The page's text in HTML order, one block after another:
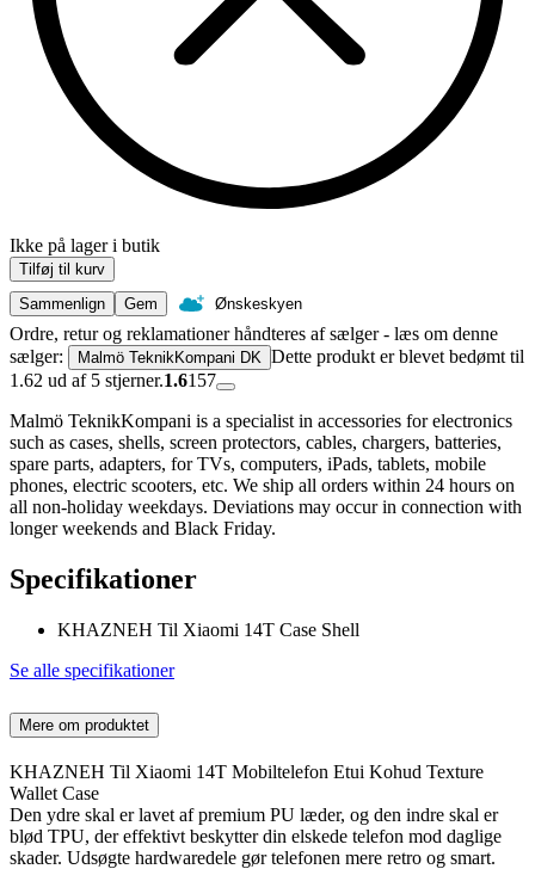
Ikke på lager i butik
Tilføj til kurv
Sammenlign
Gem Ønskeskyen
Ordre, retur og reklamationer håndteres af sælger - læs om denne
sælger:
Malmö TeknikKompani DK Dette produkt er blevet bedømt til
1.62 ud af 5 stjerner.1.6157
Malmö TeknikKompani is a specialist in accessories for electronics
such as cases, shells, screen protectors, cables, chargers, batteries,
spare parts, adapters, for TVs, computers, iPads, tablets, mobile
phones, electric scooters, etc. We ship all orders within 24 hours on
all non-holiday weekdays. Deviations may occur in connection with
longer weekends and Black Friday.
Specifikationer
KHAZNEH Til Xiaomi 14T Case Shell
Se alle specifikationer
Mere om produktet
KHAZNEH Til Xiaomi 14T Mobiltelefon Etui Kohud Texture
Wallet Case
Den ydre skal er lavet af premium PU læder, og den indre skal er
blød TPU, der effektivt beskytter din elskede telefon mod daglige
skader. Udsøgte hardwaredele gør telefonen mere retro og smart.